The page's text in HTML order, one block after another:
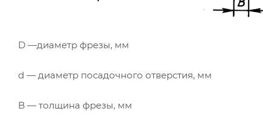
D —диаметр фрезы, мм
d — диаметр посадочного отверстия, мм
B — толщина фрезы, мм